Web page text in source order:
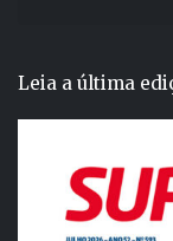
Leia a última